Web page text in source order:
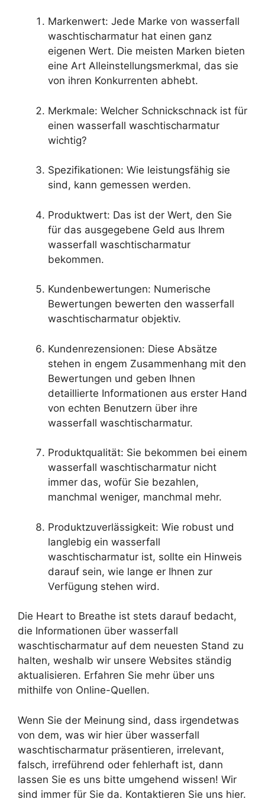
Markenwert: Jede Marke von wasserfall
waschtischarmatur hat einen ganz
eigenen Wert. Die meisten Marken bieten
eine Art Alleinstellungsmerkmal, das sie
von ihren Konkurrenten abhebt.
Merkmale: Welcher Schnickschnack ist für
einen wasserfall waschtischarmatur
wichtig?
Spezifikationen: Wie leistungsfähig sie
sind, kann gemessen werden.
Produktwert: Das ist der Wert, den Sie
für das ausgegebene Geld aus Ihrem
wasserfall waschtischarmatur
bekommen.
Kundenbewertungen: Numerische
Bewertungen bewerten den wasserfall
waschtischarmatur objektiv.
Kundenrezensionen: Diese Absätze
stehen in engem Zusammenhang mit den
Bewertungen und geben Ihnen
detaillierte Informationen aus erster Hand
von echten Benutzern über ihre
wasserfall waschtischarmatur.
Produktqualität: Sie bekommen bei einem
wasserfall waschtischarmatur nicht
immer das, wofür Sie bezahlen,
manchmal weniger, manchmal mehr.
Produktzuverlässigkeit: Wie robust und
langlebig ein wasserfall
waschtischarmatur ist, sollte ein Hinweis
darauf sein, wie lange er Ihnen zur
Verfügung stehen wird.
Die Heart to Breathe ist stets darauf bedacht,
die Informationen über wasserfall
waschtischarmatur auf dem neuesten Stand zu
halten, weshalb wir unsere Websites ständig
aktualisieren. Erfahren Sie mehr über uns
mithilfe von Online-Quellen.
Wenn Sie der Meinung sind, dass irgendetwas
von dem, was wir hier über wasserfall
waschtischarmatur präsentieren, irrelevant,
falsch, irreführend oder fehlerhaft ist, dann
lassen Sie es uns bitte umgehend wissen! Wir
sind immer für Sie da. Kontaktieren Sie uns hier.